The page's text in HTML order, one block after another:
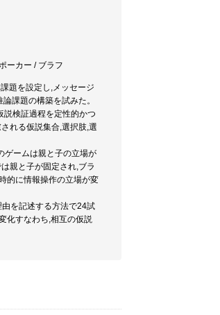
ーカー / ブラフ
題を設定し,メッセージ
課題の構築を試みた。
説検証過程を定性的かつ
れる仮説集合,選択肢,選
ゲームは親と子の立場が
親と子が固定され,ブラ
的に情報操作の立場が変
を記述する方法で24試
化すなわち,相互の仮説